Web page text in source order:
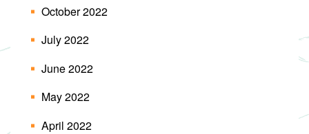
October 2022
July 2022
June 2022
May 2022
April 2022